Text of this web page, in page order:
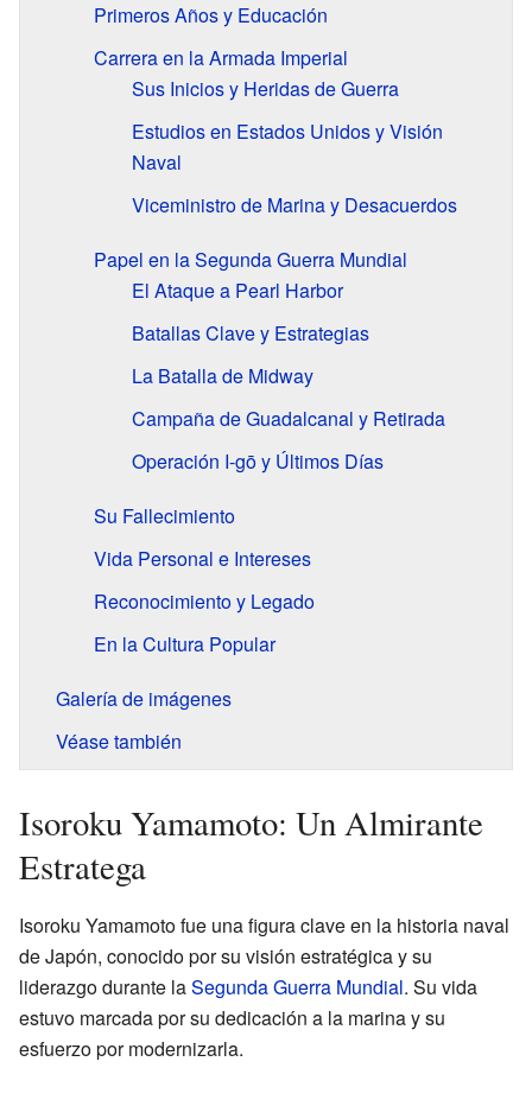
Primeros Años y Educación
Carrera en la Armada Imperial
Sus Inicios y Heridas de Guerra
Estudios en Estados Unidos y Visión
Naval
Viceministro de Marina y Desacuerdos
Papel en la Segunda Guerra Mundial
El Ataque a Pearl Harbor
Batallas Clave y Estrategias
La Batalla de Midway
Campaña de Guadalcanal y Retirada
Operación I-gō y Últimos Días
Su Fallecimiento
Vida Personal e Intereses
Reconocimiento y Legado
En la Cultura Popular
Galería de imágenes
Véase también
Isoroku Yamamoto: Un Almirante
Estratega
Isoroku Yamamoto fue una figura clave en la historia naval
de Japón, conocido por su visión estratégica y su
liderazgo durante laSegunda Guerra Mundial. Su vida
estuvo marcada por su dedicación a la marina y su
esfuerzo por modernizarla.